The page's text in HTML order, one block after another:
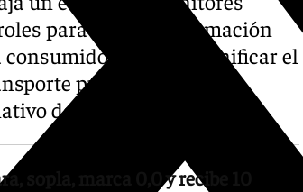
para ofrecer información
consumido alcohol: planificar el
público o, la más
dentro del grupo.
sopla, marca 0,0 y recibe 10